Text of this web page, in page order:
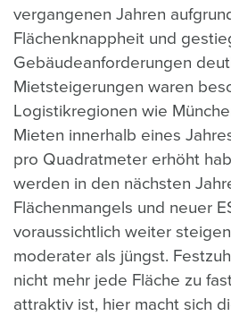
vergangenen Jahren
Flächenknappheit und
Gebäudeanforderungen
Mietsteigerungen waren
Logistikregionen wie
Mieten innerhalb eines
pro Quadratmeter erhöht
werden in den nächsten
Flächenmangels und neuer
voraussichtlich weiter
moderater als jüngst.
nicht mehr jede Fläche zu
attraktiv ist, hier macht sich